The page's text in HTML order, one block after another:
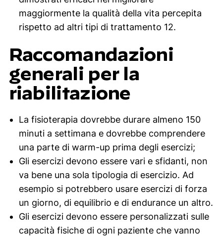
maggiormente la qualità della vita percepita
rispetto ad altri tipi di trattamento 12.
Raccomandazioni
generali per la
riabilitazione
La fisioterapia dovrebbe durare almeno 150
minuti a settimana e dovrebbe comprendere
una parte di warm-up prima degli esercizi;
Gli esercizi devono essere vari e sfidanti, non
va bene una sola tipologia di esercizio. Ad
esempio si potrebbero usare esercizi di forza
un giorno, di equilibrio e di endurance un altro.
Gli esercizi devono essere personalizzati sulle
capacità fisiche di ogni paziente che vanno